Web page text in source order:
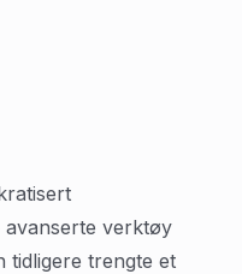
verktøy
tidligere trengte et